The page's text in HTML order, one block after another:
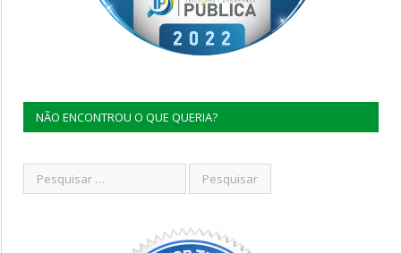
NÃO ENCONTROU O QUE QUERIA?